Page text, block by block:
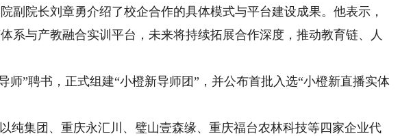
院长刘章勇介绍了校企合作的具体模式与平台建设成果。他表示，
系与产教融合实训平台，未来将持续拓展合作深度，推动教育链、人
”聘书，正式组建“小橙新导师团”，并公布首批入选“小橙新直播实体
集团、重庆永汇川、璧山壹森缘、重庆福台农林科技等四家企业代